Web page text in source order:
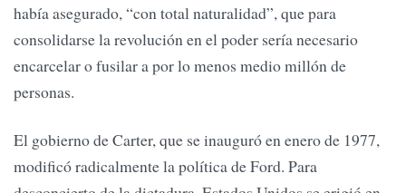
había asegurado, “con total naturalidad”, que para
consolidarse la revolución en el poder sería necesario
encarcelar o fusilar a por lo menos medio millón de
personas.
El gobierno de Carter, que se inauguró en enero de 1977,
modificó radicalmente la política de Ford. Para